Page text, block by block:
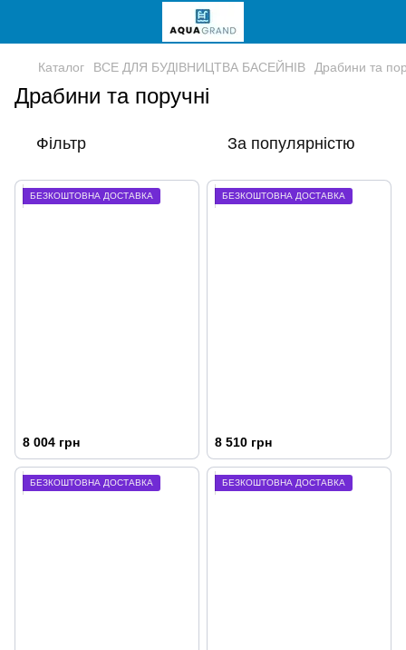
Каталог ВСЕ ДЛЯ БУДІВНИЦТВА БАСЕЙНІВ Драбини та
Драбини та поручні
Фільтр За популярністю
БЕЗКОШТОВНА ДОСТАВКА
8 004 грн
БЕЗКОШТОВНА ДОСТАВКА
8 510 грн
БЕЗКОШТОВНА ДОСТАВКА БЕЗКОШТОВНА ДОСТАВКА